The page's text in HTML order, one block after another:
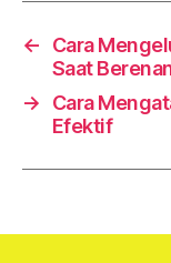
←
Cara
Saat
→
Cara
Efektif